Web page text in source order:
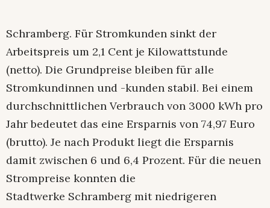
Schramberg. Für Stromkunden sinkt der
Arbeitspreis um 2,1 Cent je Kilowattstunde
(netto). Die Grundpreise bleiben für alle
Stromkundinnen und -kunden stabil. Bei einem
durchschnittlichen Verbrauch von 3000 kWh pro
Jahr bedeutet das eine Ersparnis von 74,97 Euro
(brutto). Je nach Produkt liegt die Ersparnis
damit zwischen 6 und 6,4 Prozent. Für die neuen
Strompreise konnten die
Stadtwerke Schramberg mit niedrigeren